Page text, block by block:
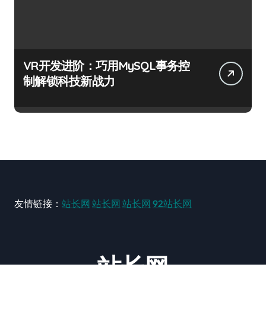
VR开发进阶：巧用MySQL事务控
制解锁科技新战力
友情链接： 站长网 站长网 站长网 92站长网
站长网